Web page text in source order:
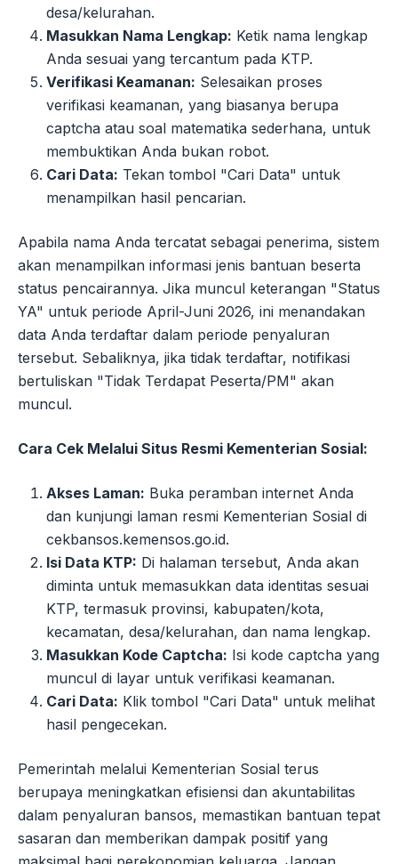
desa/kelurahan.
Masukkan Nama Lengkap: Ketik nama lengkap
Anda sesuai yang tercantum pada KTP.
Verifikasi Keamanan: Selesaikan proses
verifikasi keamanan, yang biasanya berupa
captcha atau soal matematika sederhana, untuk
membuktikan Anda bukan robot.
Cari Data: Tekan tombol "Cari Data" untuk
menampilkan hasil pencarian.
Apabila nama Anda tercatat sebagai penerima, sistem
akan menampilkan informasi jenis bantuan beserta
status pencairannya. Jika muncul keterangan "Status
YA" untuk periode April-Juni 2026, ini menandakan
data Anda terdaftar dalam periode penyaluran
tersebut. Sebaliknya, jika tidak terdaftar, notifikasi
bertuliskan "Tidak Terdapat Peserta/PM" akan
muncul.
Cara Cek Melalui Situs Resmi Kementerian Sosial:
Akses Laman: Buka peramban internet Anda
dan kunjungi laman resmi Kementerian Sosial di
cekbansos.kemensos.go.id.
Isi Data KTP: Di halaman tersebut, Anda akan
diminta untuk memasukkan data identitas sesuai
KTP, termasuk provinsi, kabupaten/kota,
kecamatan, desa/kelurahan, dan nama lengkap.
Masukkan Kode Captcha: Isi kode captcha yang
muncul di layar untuk verifikasi keamanan.
Cari Data: Klik tombol "Cari Data" untuk melihat
hasil pengecekan.
Pemerintah melalui Kementerian Sosial terus
berupaya meningkatkan efisiensi dan akuntabilitas
dalam penyaluran bansos, memastikan bantuan tepat
sasaran dan memberikan dampak positif yang